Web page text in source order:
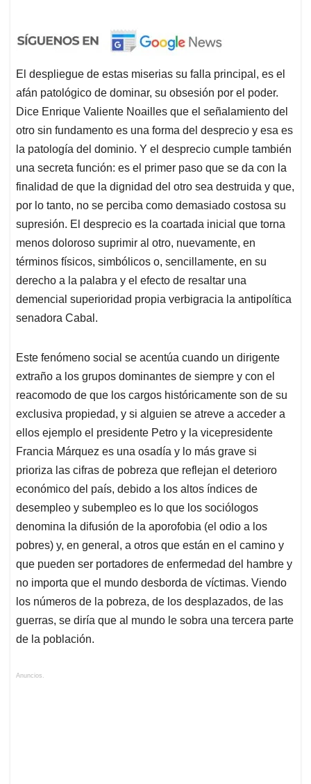
El despliegue de estas miserias su falla principal, es el
afán patológico de dominar, su obsesión por el poder.
Dice Enrique Valiente Noailles que el señalamiento del
otro sin fundamento es una forma del desprecio y esa es
la patología del dominio. Y el desprecio cumple también
una secreta función: es el primer paso que se da con la
finalidad de que la dignidad del otro sea destruida y que,
por lo tanto, no se perciba como demasiado costosa su
supresión. El desprecio es la coartada inicial que torna
menos doloroso suprimir al otro, nuevamente, en
términos físicos, simbólicos o, sencillamente, en su
derecho a la palabra y el efecto de resaltar una
demencial superioridad propia verbigracia la antipolítica
senadora Cabal.
Este fenómeno social se acentúa cuando un dirigente
extraño a los grupos dominantes de siempre y con el
reacomodo de que los cargos históricamente son de su
exclusiva propiedad, y si alguien se atreve a acceder a
ellos ejemplo el presidente Petro y la vicepresidente
Francia Márquez es una osadía y lo más grave si
prioriza las cifras de pobreza que reflejan el deterioro
económico del país, debido a los altos índices de
desempleo y subempleo es lo que los sociólogos
denomina la difusión de la aporofobia (el odio a los
pobres) y, en general, a otros que están en el camino y
que pueden ser portadores de enfermedad del hambre y
no importa que el mundo desborda de víctimas. Viendo
los números de la pobreza, de los desplazados, de las
guerras, se diría que al mundo le sobra una tercera parte
de la población.
Anuncios.